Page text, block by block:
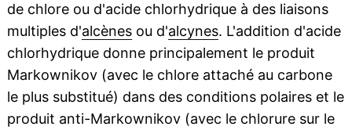
de chlore ou d'acide chlorhydrique à des liaisons
multiples d'alcènesou d'alcynes. L'addition d'acide
chlorhydrique donne principalement le produit
Markownikov (avec le chlore attaché au carbone
le plus substitué) dans des conditions polaires et le
produit anti-Markownikov (avec le chlorure sur le